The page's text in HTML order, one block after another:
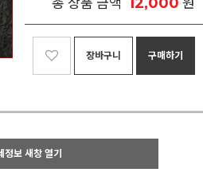
총 상품 금액 원
장바구니 구매하기
정보 새창 열기